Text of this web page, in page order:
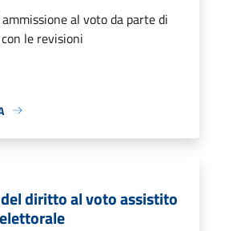
al voto da parte di
le revisioni
diritto al voto assistito